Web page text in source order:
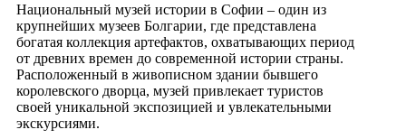
Национальный музей истории в Софии – один из
крупнейших музеев Болгарии, где представлена
богатая коллекция артефактов, охватывающих период
от древних времен до современной истории страны.
Расположенный в живописном здании бывшего
королевского дворца, музей привлекает туристов
своей уникальной экспозицией и увлекательными
экскурсиями.